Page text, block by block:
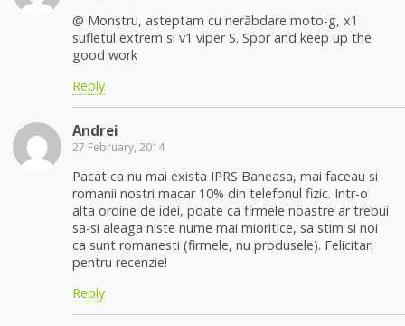
@ Monstru, asteptam cu nerăbdare moto-g, x1
sufletul extrem si v1 viper S. Spor and keep up the
good work
Reply
Andrei
27 February, 2014
Pacat ca nu mai exista IPRS Baneasa, mai faceau si
romanii nostri macar 10% din telefonul fizic. Intr-o
alta ordine de idei, poate ca firmele noastre ar trebui
sa-si aleaga niste nume mai mioritice, sa stim si noi
ca sunt romanesti (firmele, nu produsele). Felicitari
pentru recenzie!
Reply